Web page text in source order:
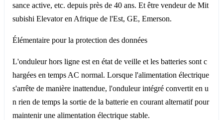
sance active, etc. depuis près de 40 ans. Et être vendeur de Mit
subishi Elevator en Afrique de l'Est, GE, Emerson.
Élémentaire pour la protection des données
L'onduleur hors ligne est en état de veille et les batteries sont c
hargées en temps AC normal. Lorsque l'alimentation électrique
s'arrête de manière inattendue, l'onduleur intégré convertit en u
n rien de temps la sortie de la batterie en courant alternatif pour
maintenir une alimentation électrique stable.